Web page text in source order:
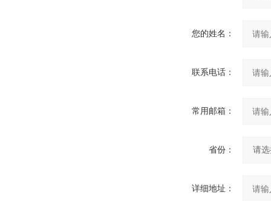
您的姓名：
联系电话：
常用邮箱：
省份：
详细地址：